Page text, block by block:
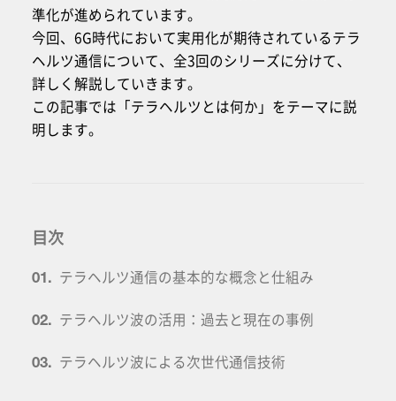
準化が進められています。
今回、6G時代において実用化が期待されているテラ
ヘルツ通信について、全3回のシリーズに分けて、
詳しく解説していきます。
この記事では「テラヘルツとは何か」をテーマに説
明します。
目次
01. テラヘルツ通信の基本的な概念と仕組み
02. テラヘルツ波の活用：過去と現在の事例
03. テラヘルツ波による次世代通信技術